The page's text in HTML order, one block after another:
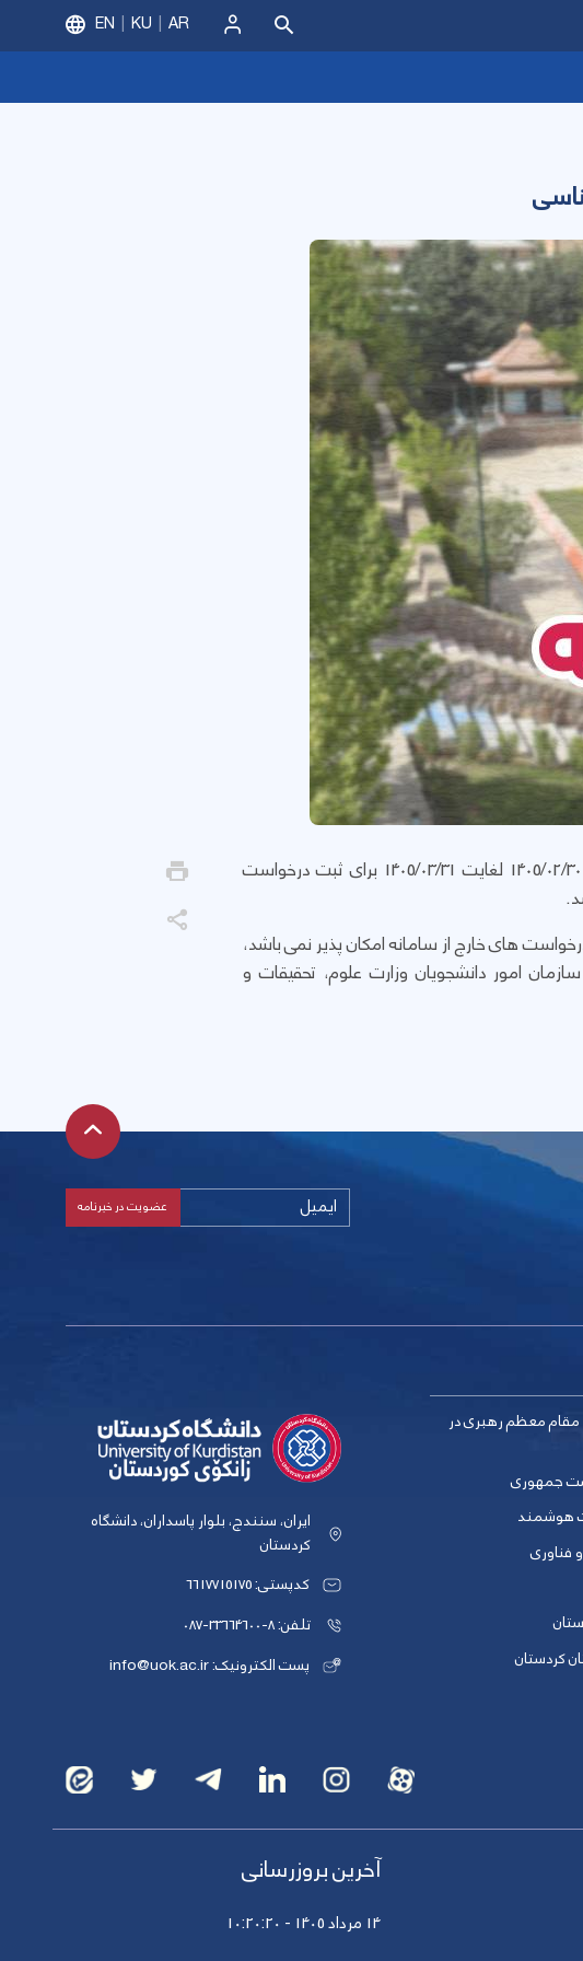
ورود
EN KU AR
بدینوسیله به آگاهی می رساند: سامانه میهمانی و انتقال دانشجویان شاهد و ایثارگر از تاریخ 1405/02/30 لغایت 1405/03/31 برای ثبت درخواست
های خارج از سامانه امکان پذیر نمی باشد،
امور دانشجویان وزارت علوم، تحقیقات و
مقام معظم رهبری در
جمهوری
هوشمند
فناوری
کردستان
ایران، سنندج، بلوار پاسداران، دانشگاه
کردستان
کدپستی: 6617715175
تلفن: 8-33664600-087
پست الکترونیک: info@uok.ac.ir
آخرین بروزرسانی
14 مرداد 1405 - 10:20:20